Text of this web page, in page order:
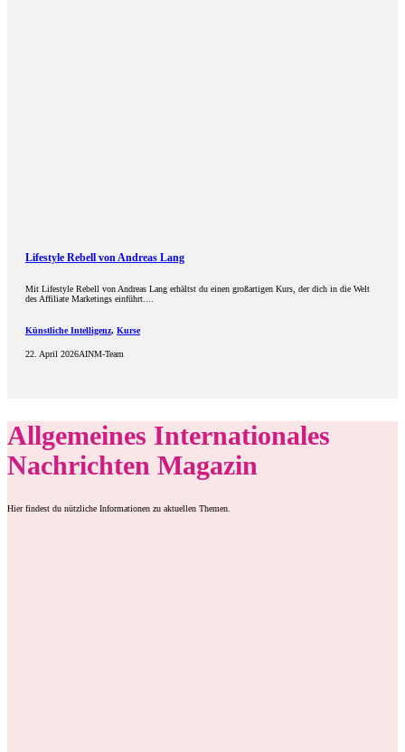
Lifestyle Rebell von Andreas Lang
Mit Lifestyle Rebell von Andreas Lang erhältst du einen großartigen Kurs, der dich in die Welt
des Affiliate Marketings einführt....
Künstliche Intelligenz, Kurse
22. April 2026AINM-Team
Allgemeines Internationales
Nachrichten Magazin
Hier findest du nützliche Informationen zu aktuellen Themen.